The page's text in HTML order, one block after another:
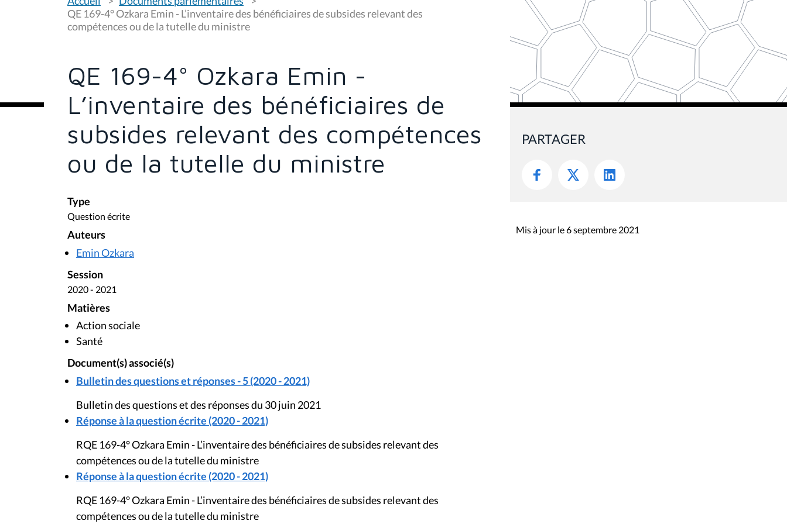
o
u
s
ê
c
QE 169-4° Ozkara Emin - L’inventaire des bénéficiaires de subsides relevant des
compétences ou de la tutelle du ministre
QE 169-4° Ozkara Emin -
L’inventaire des bénéficiaires de
subsides relevant des compétences
ou de la tutelle du ministre
Type
Question écrite
Auteurs
Emin Ozkara
Session
2020 - 2021
Matières
Action sociale
Santé
Document(s) associé(s)
Bulletin des questions et réponses - 5 (2020 - 2021)
Bulletin des questions et des réponses du 30 juin 2021
Réponse à la question écrite (2020 - 2021)
RQE 169-4° Ozkara Emin - L’inventaire des bénéficiaires de subsides relevant des
compétences ou de la tutelle du ministre
Réponse à la question écrite (2020 - 2021)
RQE 169-4° Ozkara Emin - L’inventaire des bénéficiaires de subsides relevant des
compétences ou de la tutelle du ministre
PARTAGER
Mis à jour le 6 septembre 2021